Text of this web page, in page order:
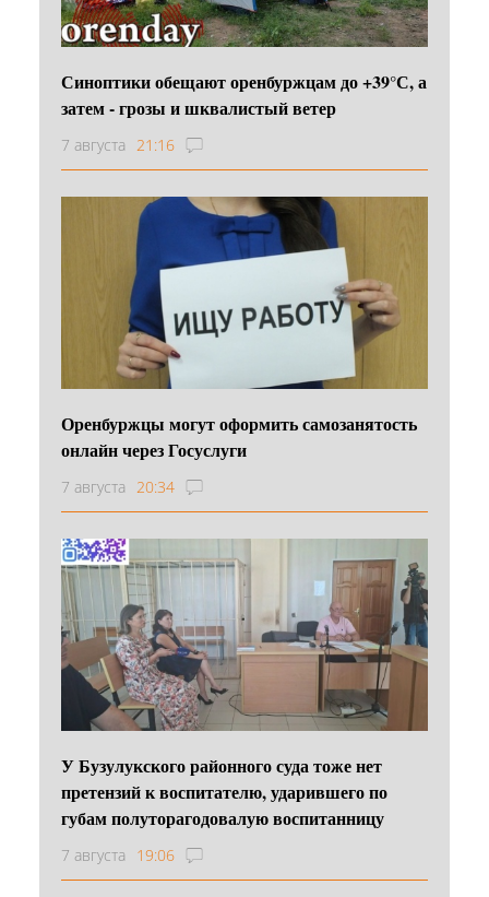
Синоптики обещают оренбуржцам до +39°С, а
затем - грозы и шквалистый ветер
7 августа 21:16
Оренбуржцы могут оформить самозанятость
онлайн через Госуслуги
7 августа 20:34
У Бузулукского районного суда тоже нет
претензий к воспитателю, ударившего по
губам полуторагодовалую воспитанницу
7 августа 19:06